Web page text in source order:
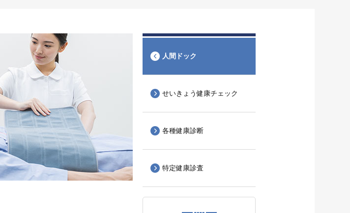
人間ドック
せいきょう健康チェック
各種健康診断
特定健康診査